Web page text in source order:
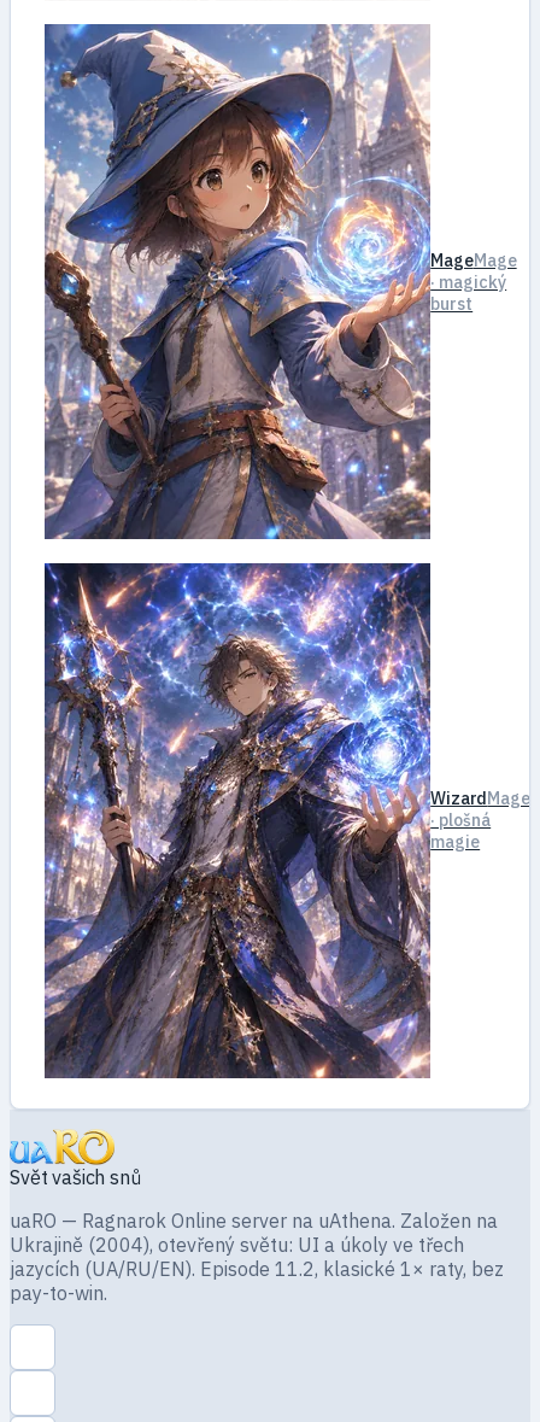
MageMage
· magický
burst
WizardMage
· plošná
magie
Svět vašich snů
uaRO — Ragnarok Online server na uAthena. Založen na
Ukrajině (2004), otevřený světu: UI a úkoly ve třech
jazycích (UA/RU/EN). Episode 11.2, klasické 1× raty, bez
pay-to-win.